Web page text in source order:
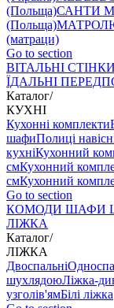
(Польща)САНТИ
(Польща)
(матраци)
Go to section
ВIТАЛЬНI
ЇДАЛЬНI
Каталог/
КУХНІ
Кухонні комплекти
шафиПолиці
кухніКухонний
смКухонний
смКухонний
Go to section
КОМОДИ ШАФИ
ЛІЖКА
Каталог/
ЛІЖКА
Двоспальні
шухлядоюЛіжка-
узголів'ямБілі ліжка